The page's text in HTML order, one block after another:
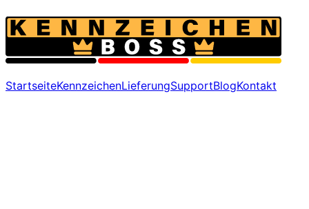
StartseiteKennzeichenLieferungSupportBlogKontakt